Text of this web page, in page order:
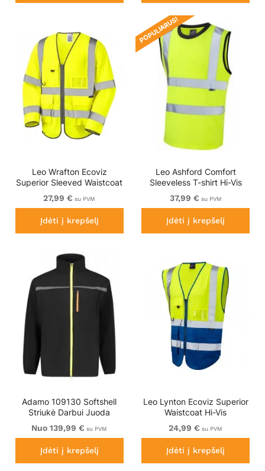
Leo Wrafton Ecoviz
Superior Sleeved Waistcoat
Hi-Vis Yellow
27,99 € su PVM
Įdėti į krepšelį
Leo Ashford Comfort
Sleeveless T-shirt Hi-Vis
Yellow
POPULIARUS!
37,99 € su PVM
Įdėti į krepšelį
Adamo 109130 Softshell
Striukė Darbui Juoda
Nuo 139,99 € su PVM
Įdėti į krepšelį
Leo Lynton Ecoviz Superior
Waistcoat Hi-Vis
Yellow/Royal Blue
24,99 € su PVM
Įdėti į krepšelį